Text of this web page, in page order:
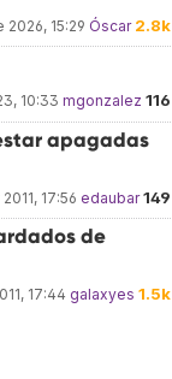
2026, 15:29 Óscar 2.8k
10:33 mgonzalez 116
apagadas
17:56 edaubar 149
de
17:44 galaxyes 1.5k